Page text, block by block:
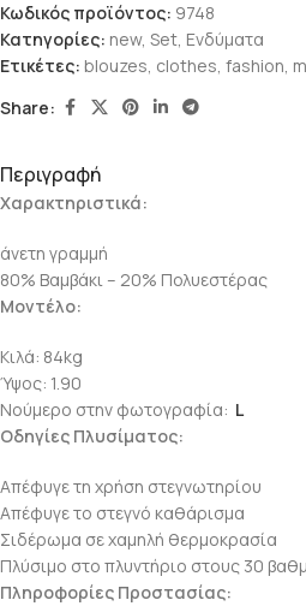
Κωδικός προϊόντος: 9748
Κατηγορίες: new, Set, Ενδύματα
Ετικέτες: blouzes, clothes, fashion,
Share:
Περιγραφή
Χαρακτηριστικά:
άνετη γραμμή
80% Βαμβάκι – 20% Πολυεστέρας
Μοντέλο:
Κιλά: 84kg
Ύψος: 1.90
Νούμερο στην φωτογραφία: L
Οδηγίες Πλυσίματος:
Απέφυγε τη χρήση στεγνωτηρίου
Απέφυγε το στεγνό καθάρισμα
Σιδέρωμα σε χαμηλή θερμοκρασία
Πλύσιμο στο πλυντήριο στους 30
Πληροφορίες Προστασίας: